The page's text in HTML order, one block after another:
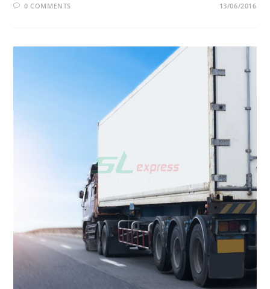
0 COMMENTS 13/06/2016